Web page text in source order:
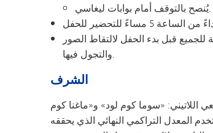
يُنصح بالتوقف أمام بوابات ليغاسي.
قبل بدء الحفل لالتقاط الصور
والتجول فيها.
الشرف
اللاتيني: «سوما كوم لود» و«ماغنا كوم
المعدل التراكمي النهائي الذي يحققه